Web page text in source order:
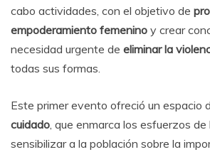
cabo actividades, con el objetivo de
empoderamiento femenino y crear
necesidad urgente de eliminar la
todas sus formas.
Este primer evento ofreció un espacio
cuidado, que enmarca los esfuerzos
sensibilizar a la población sobre la